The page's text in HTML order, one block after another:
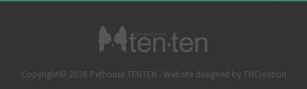
Copyright© 2026 Pethouse TENTEN - Website designed by TMCreation